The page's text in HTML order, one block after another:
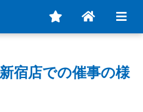
宿店での催事の様